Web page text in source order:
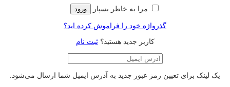
مرا به خاطر بسپار ورود
گذرواژه خود را فراموش کرده اید؟
کاربر جدید هستید؟ثبت نام
یک لینک برای تعیین رمز عبور جدید به آدرس ایمیل شما ارسال می‌شود.